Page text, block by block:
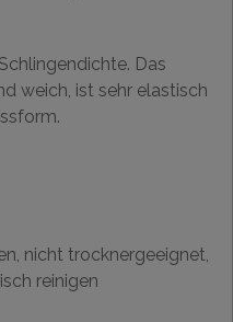
Das
weich, ist sehr elastisch
nicht trocknergeeignet,
reinigen